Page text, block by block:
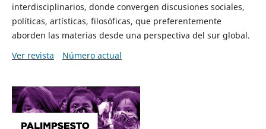
interdisciplinarios, donde convergen discusiones sociales,
políticas, artísticas, filosóficas, que preferentemente
aborden las materias desde una perspectiva del sur global.
Ver revista
Número actual